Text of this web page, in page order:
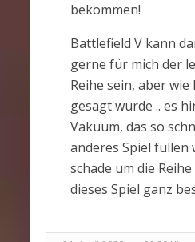
bekommen!
Battlefield V kann
gerne für mich der
Reihe sein, aber wie
gesagt wurde .. es
Vakuum, das so
anderes Spiel füllen
schade um die
dieses Spiel ganz